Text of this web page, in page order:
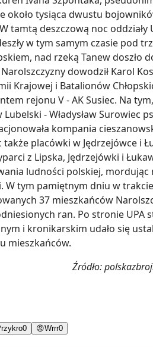
około tysiąca dwustu
tamtą deszczową noc oddziały
w tym samym czasie pod
nad rzeką Tanew doszło
dowodził Karol
Krajowej i Batalionów
rejonu V - AK Susiec. Na
- Władysław Surowiec
kompania
także placówki w Jędrzejówce i
z Lipska, Jędrzejówki i
ludności polskiej,
W tym pamiętnym dniu w
37 mieszkańców
ran. Po stronie UPA
i kronikarskim udało się
mieszkańców.
Źródło:
0 😡Wrrr0